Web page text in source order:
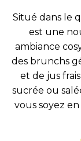
Situé dans le
est une
ambiance
des brunchs
et de jus
sucrée ou
vous soyez